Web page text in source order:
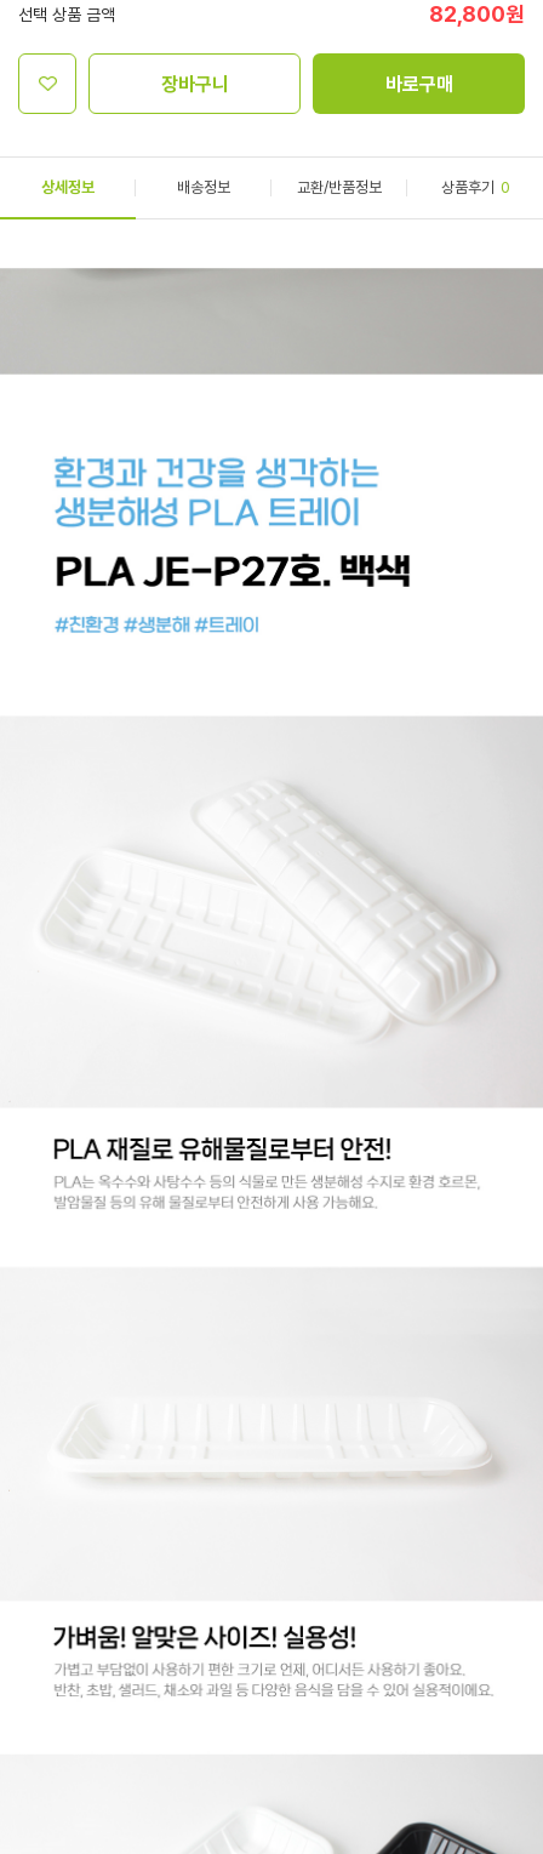
선택 상품 금액 82,800원
장바구니 바로구매
상세정보 배송정보 교환/반품정보 상품후기 0